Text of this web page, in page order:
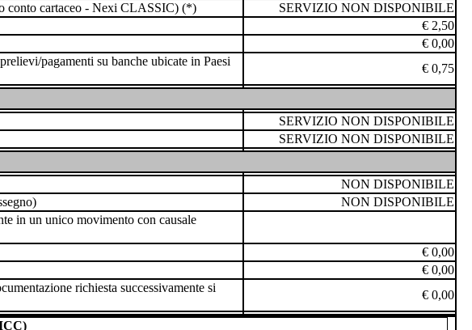
conto cartaceo - Nexi CLASSIC) (*)
SERVIZIO NON DISPONIBILE
€ 2,50
€ 0,00
pagamenti su banche ubicate in Paesi
€ 0,75
SERVIZIO NON DISPONIBILE
SERVIZIO NON DISPONIBILE
NON DISPONIBILE
NON DISPONIBILE
in un unico movimento con causale
€ 0,00
€ 0,00
richiesta successivamente si
€ 0,00